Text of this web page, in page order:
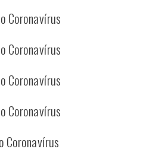
Coronavírus
Coronavírus
Coronavírus
Coronavírus
Coronavírus